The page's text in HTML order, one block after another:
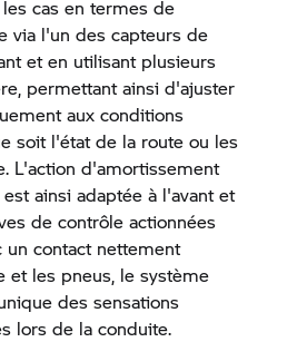
cas en termes de
via l'un des capteurs de
et en utilisant plusieurs
permettant ainsi d'ajuster
aux conditions
soit l'état de la route ou les
L'action d'amortissement
ainsi adaptée à l'avant et
de contrôle actionnées
contact nettement
et les pneus, le système
des sensations
lors de la conduite.